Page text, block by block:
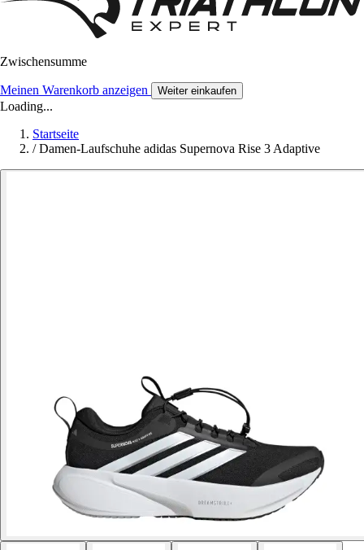
Zwischensumme
Meinen Warenkorb anzeigen Weiter einkaufen
Loading...
Startseite
/ Damen-Laufschuhe adidas Supernova Rise 3 Adaptive